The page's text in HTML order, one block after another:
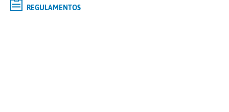
REGULAMENTOS